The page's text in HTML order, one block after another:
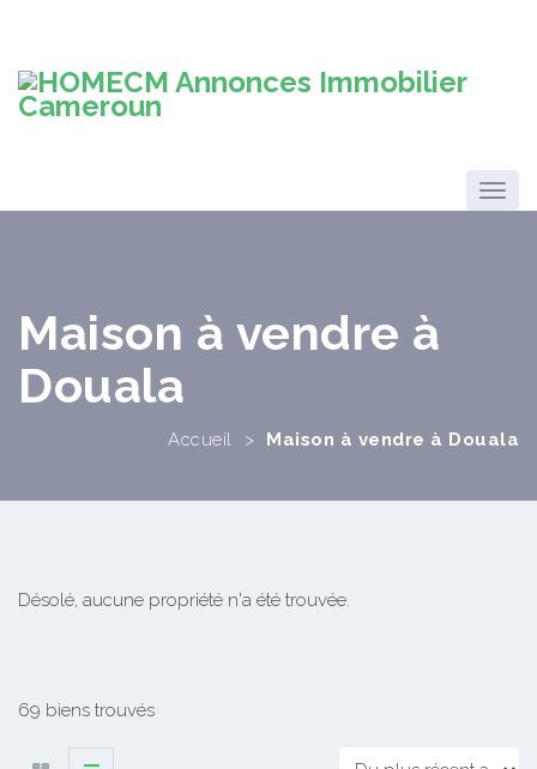
Maison à vendre à
Douala
Accueil > Maison à vendre à Douala
Désolé, aucune propriété n'a été trouvée.
69 biens trouvés